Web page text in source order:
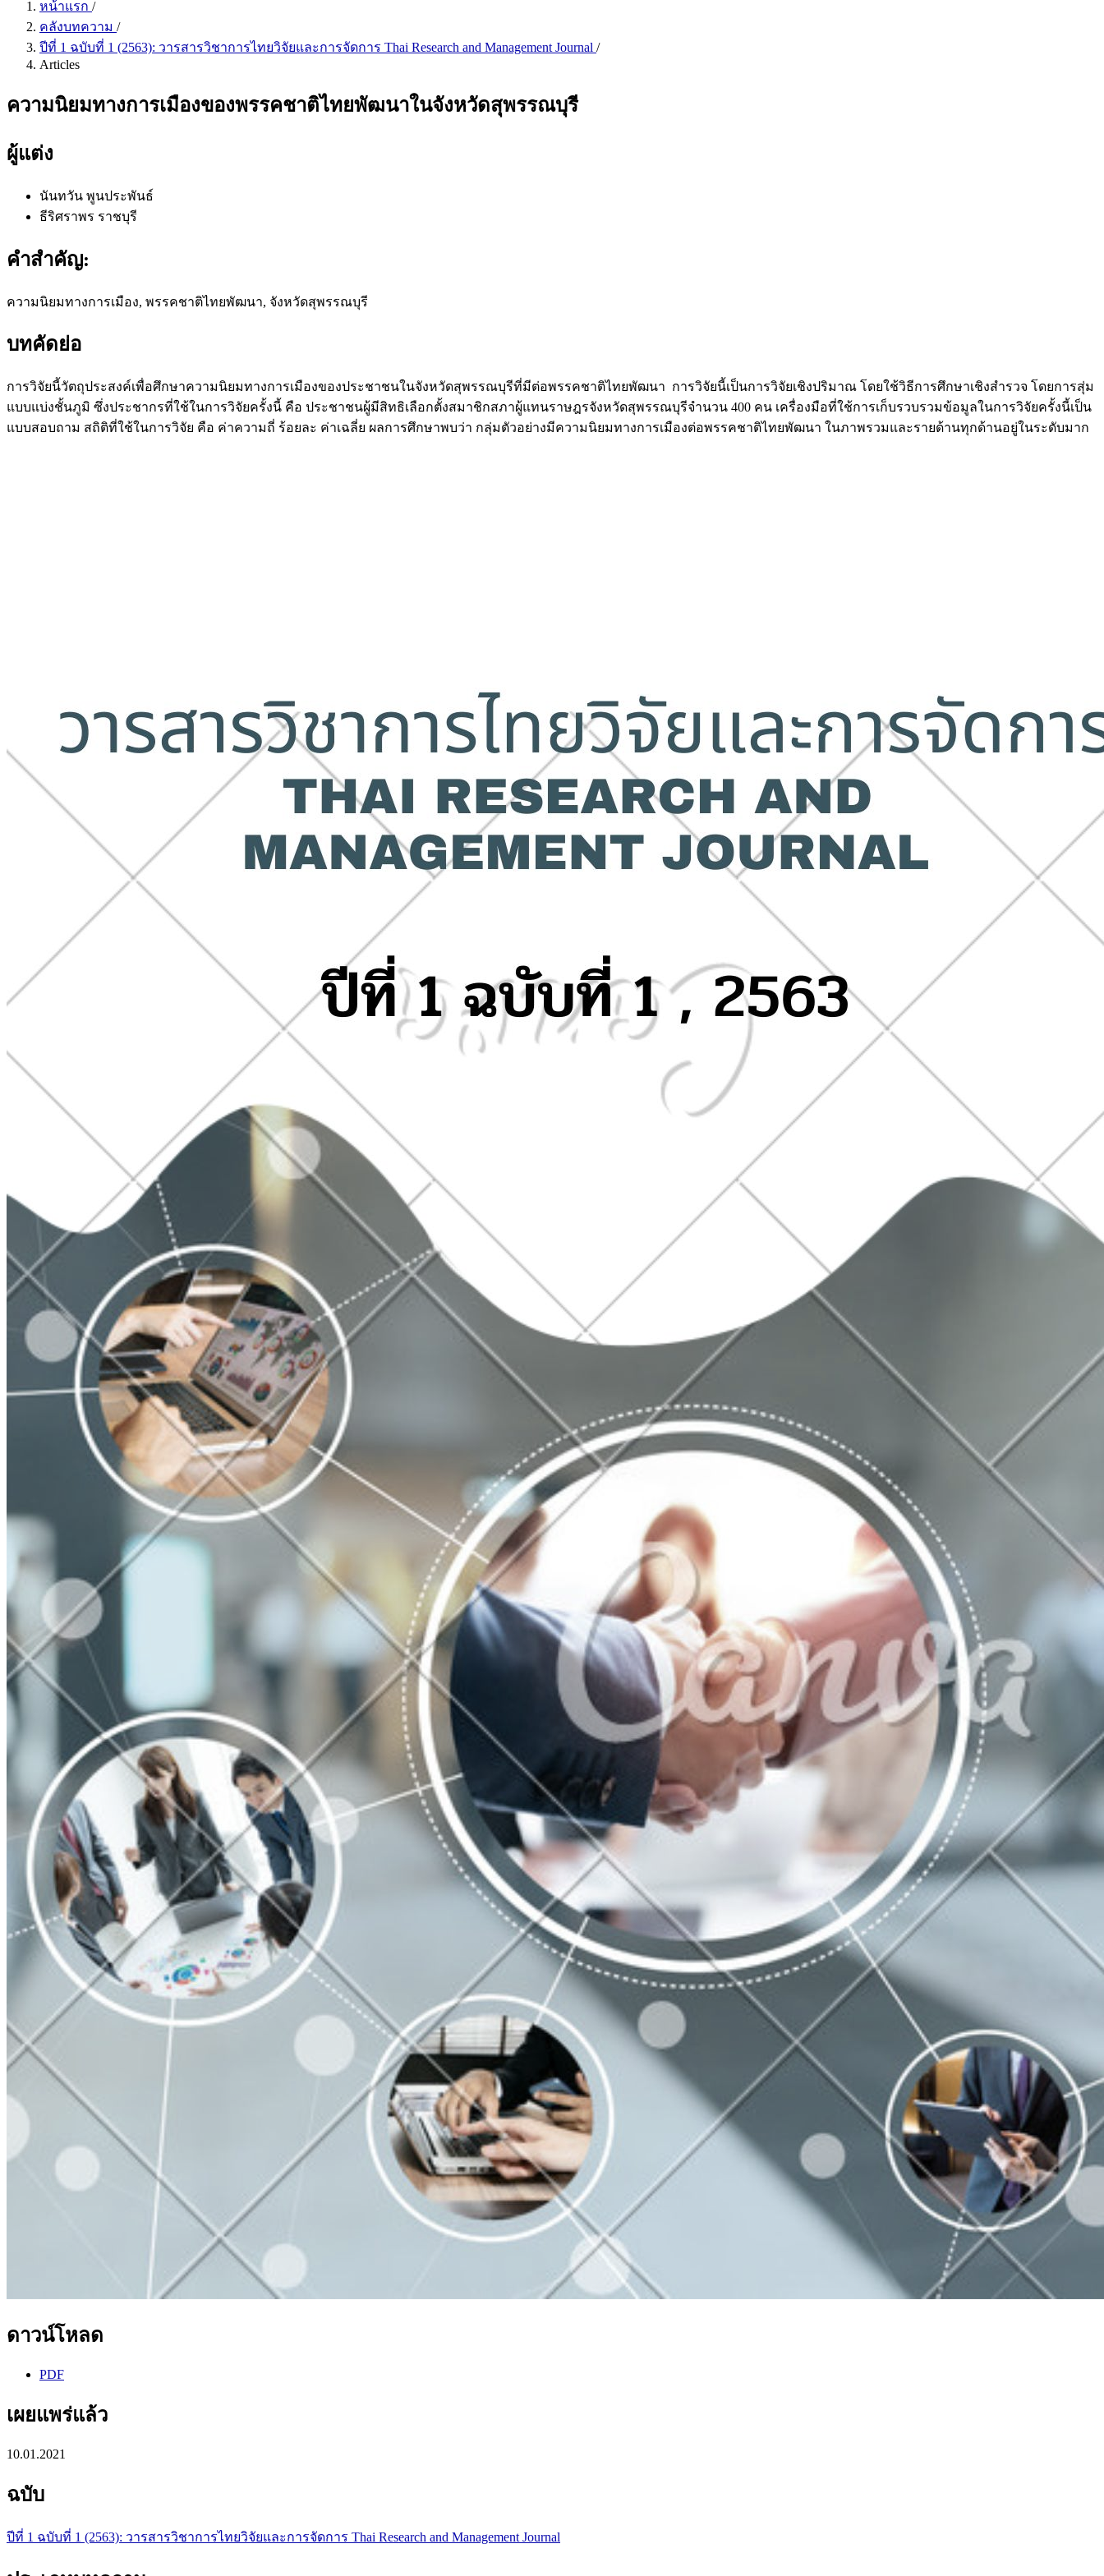
หน้าแรก /
คลังบทความ /
ปีที่ 1 ฉบับที่ 1 (2563): วารสารวิชาการไทยวิจัยและการจัดการ Thai Research and Management Journal /
Articles
ความนิยมทางการเมืองของพรรคชาติไทยพัฒนาในจังหวัดสุพรรณบุรี
ผู้แต่ง
นันทวัน พูนประพันธ์
ธีริศราพร ราชบุรี
คำสำคัญ:
ความนิยมทางการเมือง, พรรคชาติไทยพัฒนา, จังหวัดสุพรรณบุรี
บทคัดย่อ
การวิจัยนี้วัตถุประสงค์เพื่อศึกษาความนิยมทางการเมืองของประชาชนในจังหวัดสุพรรณบุรีที่มีต่อพรรคชาติไทยพัฒนา การวิจัยนี้เป็นการวิจัยเชิงปริมาณ โดยใช้วิธีการศึกษาเชิงสำรวจ โดยการสุ่ม
แบบแบ่งชั้นภูมิ ซึ่งประชากรที่ใช้ในการวิจัยครั้งนี้ คือ ประชาชนผู้มีสิทธิเลือกตั้งสมาชิกสภาผู้แทนราษฎรจังหวัดสุพรรณบุรีจำนวน 400 คน เครื่องมือที่ใช้การเก็บรวบรวมข้อมูลในการวิจัยครั้งนี้เป็น
แบบสอบถาม สถิติที่ใช้ในการวิจัย คือ ค่าความถี่ ร้อยละ ค่าเฉลี่ย ผลการศึกษาพบว่า กลุ่มตัวอย่างมีความนิยมทางการเมืองต่อพรรคชาติไทยพัฒนา ในภาพรวมและรายด้านทุกด้านอยู่ในระดับมาก
ดาวน์โหลด
PDF
เผยแพร่แล้ว
10.01.2021
ฉบับ
ปีที่ 1 ฉบับที่ 1 (2563): วารสารวิชาการไทยวิจัยและการจัดการ Thai Research and Management Journal